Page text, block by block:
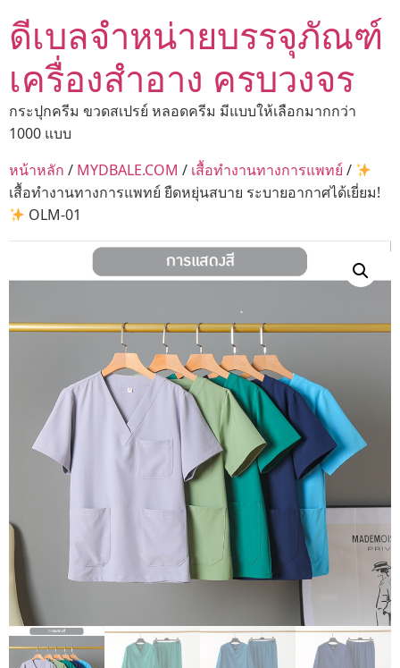
ดีเบลจำหน่ายบรรจุภัณฑ์
เครื่องสำอาง ครบวงจร
กระปุกครีม ขวดสเปรย์ หลอดครีม มีแบบให้เลือกมากกว่า
1000 แบบ
หน้าหลัก / MYDBALE.COM / เสื้อทำงานทางการแพทย์ /
เสื้อทำงานทางการแพทย์ ยืดหยุ่นสบาย ระบายอากาศได้เยี่ยม!
OLM-01